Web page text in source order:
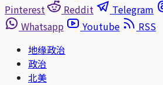
Pinterest
Reddit Telegram
Whatsapp
Youtube
RSS
地缘政治
政治
北美